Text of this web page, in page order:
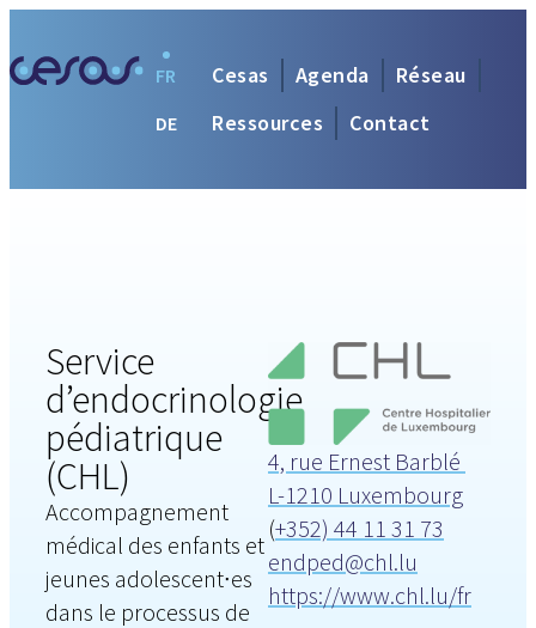
Cesas Agenda
Réseau
Ressources
Contact
FR
DE
Service
d’endocrinologie
pédiatrique
(CHL)
Accompagnement
médical des enfants et
jeunes adolescent∙es
dans le processus de
4, rue Ernest Barblé
L-1210 Luxembourg
(+352) 44 11 31 73
endped@chl.lu
https://www.chl.lu/fr